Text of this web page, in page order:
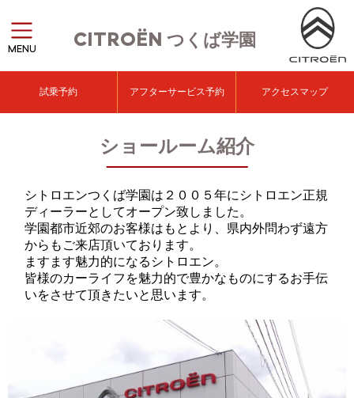
CITROËNつくば学園
MENU
試乗予約 アフターサービス予約 アクセスマップ
ショールーム紹介
シトロエンつくば学園は２００５年にシトロエン正規
ディーラーとしてオープン致しました。
学園都市近郊のお客様はもとより、県内外問わず遠方
からもご来店頂いております。
ますます魅力的になるシトロエン。
皆様のカーライフを魅力的で豊かなものにするお手伝
いをさせて頂きたいと思います。